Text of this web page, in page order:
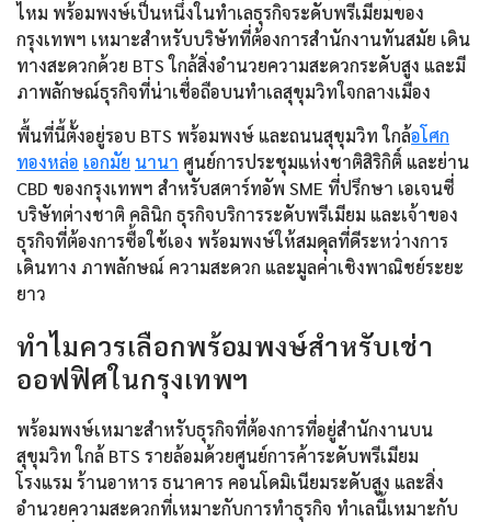
ไหม พร้อมพงษ์เป็นหนึ่งในทำเลธุรกิจระดับพรีเมียมของ
กรุงเทพฯ เหมาะสำหรับบริษัทที่ต้องการสำนักงานทันสมัย เดิน
ทางสะดวกด้วย BTS ใกล้สิ่งอำนวยความสะดวกระดับสูง และมี
ภาพลักษณ์ธุรกิจที่น่าเชื่อถือบนทำเลสุขุมวิทใจกลางเมือง
พื้นที่นี้ตั้งอยู่รอบ BTS พร้อมพงษ์ และถนนสุขุมวิท ใกล้อโศก
ทองหล่อ เอกมัย นานา ศูนย์การประชุมแห่งชาติสิริกิติ์ และย่าน
CBD ของกรุงเทพฯ สำหรับสตาร์ทอัพ SME ที่ปรึกษา เอเจนซี่
บริษัทต่างชาติ คลินิก ธุรกิจบริการระดับพรีเมียม และเจ้าของ
ธุรกิจที่ต้องการซื้อใช้เอง พร้อมพงษ์ให้สมดุลที่ดีระหว่างการ
เดินทาง ภาพลักษณ์ ความสะดวก และมูลค่าเชิงพาณิชย์ระยะ
ยาว
ทำไมควรเลือกพร้อมพงษ์สำหรับเช่า
ออฟฟิศในกรุงเทพฯ
พร้อมพงษ์เหมาะสำหรับธุรกิจที่ต้องการที่อยู่สำนักงานบน
สุขุมวิท ใกล้ BTS รายล้อมด้วยศูนย์การค้าระดับพรีเมียม
โรงแรม ร้านอาหาร ธนาคาร คอนโดมิเนียมระดับสูง และสิ่ง
อำนวยความสะดวกที่เหมาะกับการทำธุรกิจ ทำเลนี้เหมาะกับ